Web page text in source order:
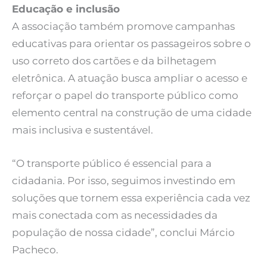
Educação e inclusão
A associação também promove campanhas
educativas para orientar os passageiros sobre o
uso correto dos cartões e da bilhetagem
eletrônica. A atuação busca ampliar o acesso e
reforçar o papel do transporte público como
elemento central na construção de uma cidade
mais inclusiva e sustentável.
“O transporte público é essencial para a
cidadania. Por isso, seguimos investindo em
soluções que tornem essa experiência cada vez
mais conectada com as necessidades da
população de nossa cidade”, conclui Márcio
Pacheco.